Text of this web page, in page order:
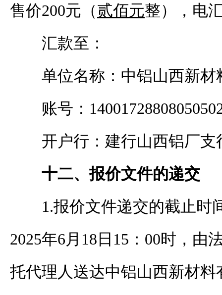
售价200元（贰佰元整），电
汇款至：
单位名称：中铝山西新材
账号：
开户行： 建行山西铝厂支
十二、报价文件的递交
1.报价文件递交的截止时
2025年6月 18 日 15 ： 00时 ， 由
托代理人送达中铝山西新材料